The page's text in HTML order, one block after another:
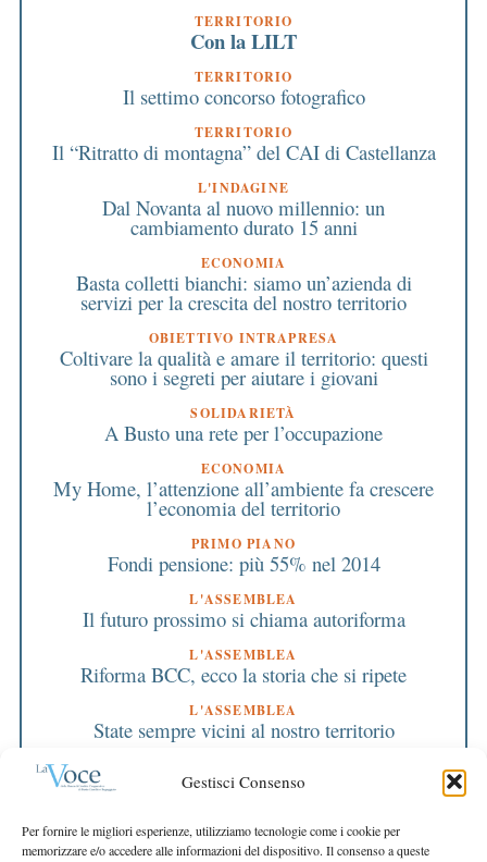
Gestisci Consenso
Per fornire le migliori esperienze, utilizziamo tecnologie come i cookie per
memorizzare e/o accedere alle informazioni del dispositivo. Il consenso a queste
TERRITORIO
Con la LILT
TERRITORIO
Il settimo concorso fotografico
TERRITORIO
Il “Ritratto di montagna” del CAI di Castellanza
L'INDAGINE
Dal Novanta al nuovo millennio: un
cambiamento durato 15 anni
ECONOMIA
Basta colletti bianchi: siamo un’azienda di
servizi per la crescita del nostro territorio
OBIETTIVO INTRAPRESA
Coltivare la qualità e amare il territorio: questi
sono i segreti per aiutare i giovani
SOLIDARIETÀ
A Busto una rete per l’occupazione
ECONOMIA
My Home, l’attenzione all’ambiente fa crescere
l’economia del territorio
PRIMO PIANO
Fondi pensione: più 55% nel 2014
L'ASSEMBLEA
Il futuro prossimo si chiama autoriforma
L'ASSEMBLEA
Riforma BCC, ecco la storia che si ripete
L'ASSEMBLEA
State sempre vicini al nostro territorio
Ok a CdA e bilancio: la BCC è più forte
L’orgoglio di aver fatto la nostra parte